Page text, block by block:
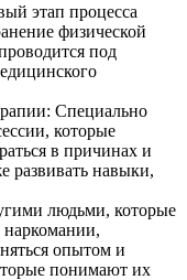
этап процесса
физической
под
Специально
которые
в причинах и
развивать навыки,
людьми, которые
наркомании,
опытом и
понимают их